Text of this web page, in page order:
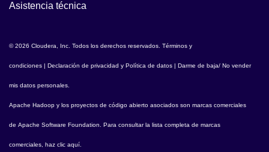
Asistencia técnica
© 2026 Cloudera, Inc. Todos los derechos reservados. Términos y
condiciones Declaración de privacidad y Política de datos Darme de baja/ No vender
mis datos personales.
Apache Hadoop y los proyectos de código abierto asociados son marcas comerciales
de Apache Software Foundation. Para consultar la lista completa de marcas
comerciales, haz clic aquí.